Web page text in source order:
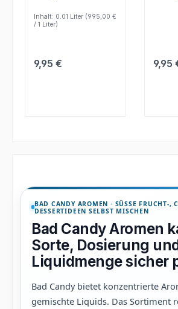
präzise
Geschmacksabstimmu
Inhalt: 0.01 Liter (995,00 €
/ 1 Liter)
Regulärer Preis:
9,95 € 9,95
BAD CANDY AROMEN · SÜSSE FRUCHT-,
ESSERTIDEEN SELBST MISCHEN
Bad Candy Aromen
Sorte, Dosierung
Liquidmenge sicher
Bad Candy bietet konzentrierte
gemischte Liquids. Das Sortiment